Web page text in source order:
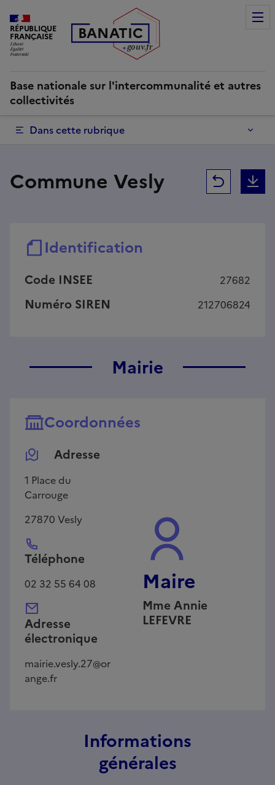
RÉPUBLIQUE
FRANÇAISE BANATIC
gouv.fr
Base nationale sur l'intercommunalité et autres
collectivités
Dans cette rubrique
Commune Vesly Retour
Identification
Code INSEE 27682
Numéro SIREN 212706824
Mairie
Coordonnées
Adresse
1 Place du
Carrouge
27870 Vesly
Téléphone
02 32 55 64 08
Adresse
électronique
mairie.vesly.27@or
ange.fr
Maire
Mme Annie
LEFEVRE
Informations
générales
Commune Vesly | Base nationale sur l'intercommunalité